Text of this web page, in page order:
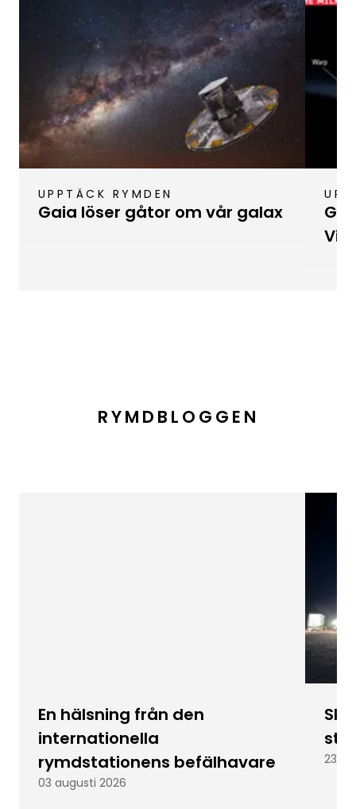
UPPTÄCK RYMDEN
Gaia löser gåtor om vår galax
RYMDBLOGGEN
En hälsning från den
internationella
rymdstationens befälhavare
03 augusti 2026
23